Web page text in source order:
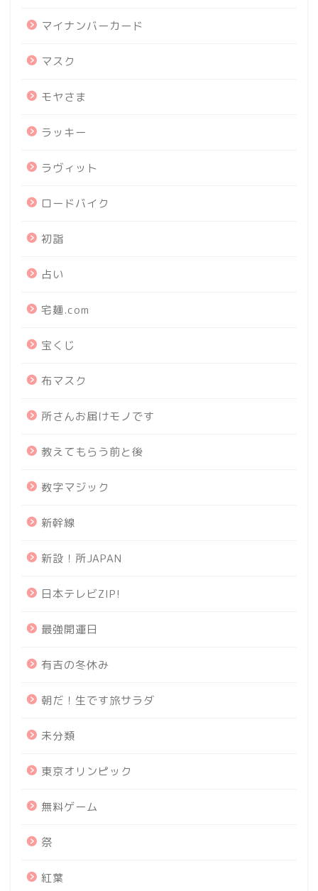
マイナンバーカード
マスク
モヤさま
ラッキー
ラヴィット
ロードバイク
初詣
占い
宅麺.com
宝くじ
布マスク
所さんお届けモノです
教えてもらう前と後
数字マジック
新幹線
新設！所JAPAN
日本テレビZIP!
最強開運日
有吉の冬休み
朝だ！生です旅サラダ
未分類
東京オリンピック
無料ゲーム
祭
紅葉